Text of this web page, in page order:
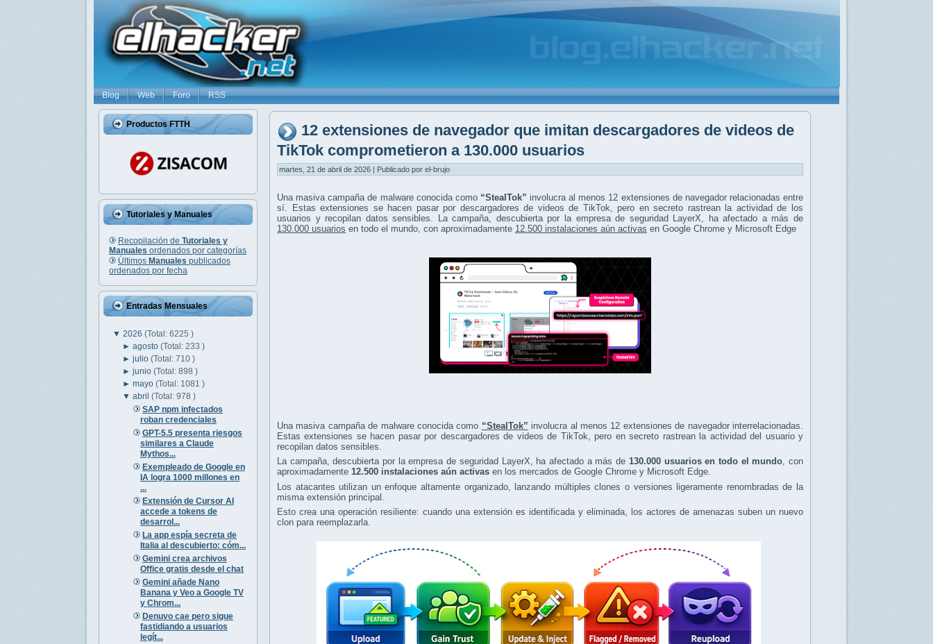
Blog Web Foro RSS
Productos FTTH
Tutoriales y Manuales
Recopilación de Tutoriales y
Manuales ordenados por categorías
Últimos Manuales publicados
ordenados por fecha
Entradas Mensuales
▼ 2026 (Total: 6225 )
►agosto(Total: 233 )
►julio(Total: 710 )
►junio(Total: 898 )
►mayo(Total: 1081 )
▼abril(Total: 978 )
SAP npm infectados
roban credenciales
GPT-5.5 presenta riesgos
similares a Claude
Mythos...
Exempleado de Google en
IA logra 1000 millones en
...
Extensión de Cursor AI
accede a tokens de
desarrol...
La app espía secreta de
Italia al descubierto: cóm...
Gemini crea archivos
Office gratis desde el chat
Gemini añade Nano
Banana y Veo a Google TV
y Chrom...
Denuvo cae pero sigue
fastidiando a usuarios
legít...
12 extensiones de navegador que imitan descargadores de videos de
TikTok comprometieron a 130.000 usuarios
martes, 21 de abril de 2026 | Publicado por el-brujo
Una masiva campaña de malware conocida como “StealTok” involucra al menos 12 extensiones de navegador relacionadas entre
sí. Estas extensiones se hacen pasar por descargadores de videos de TikTok, pero en secreto rastrean la actividad de los
usuarios y recopilan datos sensibles. La campaña, descubierta por la empresa de seguridad LayerX, ha afectado a más de
130.000 usuarios en todo el mundo, con aproximadamente 12.500 instalaciones aún activas en Google Chrome y Microsoft Edge
Una masiva campaña de malware conocida como “StealTok” involucra al menos 12 extensiones de navegador interrelacionadas.
Estas extensiones se hacen pasar por descargadores de videos de TikTok, pero en secreto rastrean la actividad del usuario y
recopilan datos sensibles.
La campaña, descubierta por la empresa de seguridad LayerX, ha afectado a más de 130.000 usuarios en todo el mundo, con
aproximadamente 12.500 instalaciones aún activas en los mercados de Google Chrome y Microsoft Edge.
Los atacantes utilizan un enfoque altamente organizado, lanzando múltiples clones o versiones ligeramente renombradas de la
misma extensión principal.
Esto crea una operación resiliente: cuando una extensión es identificada y eliminada, los actores de amenazas suben un nuevo
clon para reemplazarla.